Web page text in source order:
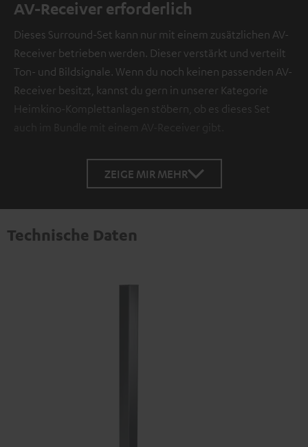
AV-Receiver erforderlich
Dieses Surround-Set kann nur mit einem zusätzlichen AV-
Receiver betrieben werden. Dieser verstärkt und verteilt
Ton- und Bildsignale. Wenn du noch keinen passenden AV-
Receiver besitzt, kannst du gern in unserer Kategorie
Heimkino-Komplettanlagen stöbern, ob es dieses Set
ZEIGE MIR MEHR
Technische Daten